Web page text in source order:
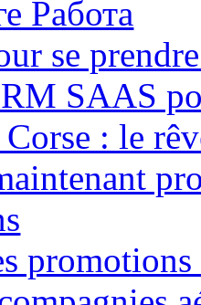
Работа
se
SAAS
Corse : le